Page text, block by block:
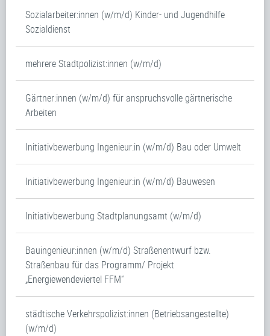
Sozialarbeiter:innen (w/m/d) Kinder- und Jugendhilfe
Sozialdienst
mehrere Stadtpolizist:innen (w/m/d)
Gärtner:innen (w/m/d) für anspruchsvolle gärtnerische
Arbeiten
Initiativbewerbung Ingenieur:in (w/m/d) Bau oder Umwelt
Initiativbewerbung Ingenieur:in (w/m/d) Bauwesen
Initiativbewerbung Stadtplanungsamt (w/m/d)
Bauingenieur:innen (w/m/d) Straßenentwurf bzw.
Straßenbau für das Programm/ Projekt
„Energiewendeviertel FFM“
städtische Verkehrspolizist:innen (Betriebsangestellte)
(w/m/d)